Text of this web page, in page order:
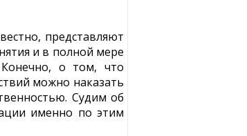
представляют
и в полной мере
Конечно, о том, что
можно наказать
Судим об
именно по этим